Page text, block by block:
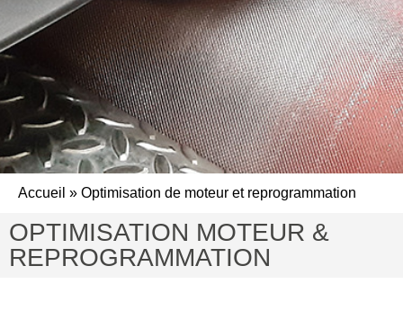
Accueil » Optimisation de moteur et reprogrammation
OPTIMISATION MOTEUR &
REPROGRAMMATION